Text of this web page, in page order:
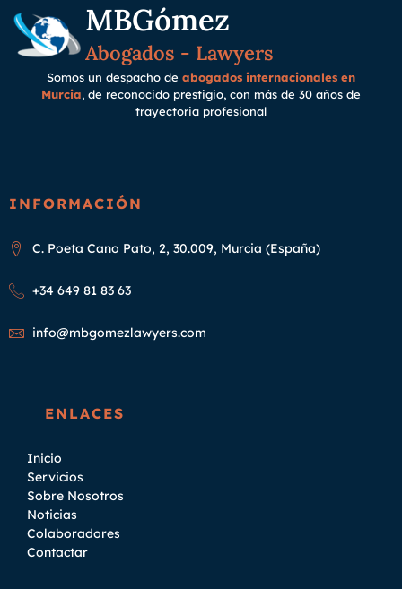
MBGómez
Abogados - Lawyers
Somos un despacho de abogados internacionales en
Murcia, de reconocido prestigio, con más de 30 años de
trayectoria profesional
INFORMACIÓN
C. Poeta Cano Pato, 2, 30.009, Murcia (España)
+34 649 81 83 63
info@mbgomezlawyers.com
ENLACES
Inicio
Servicios
Sobre Nosotros
Noticias
Colaboradores
Contactar